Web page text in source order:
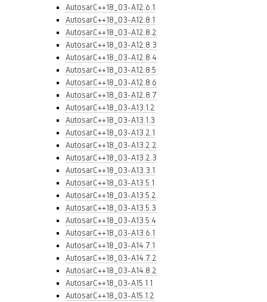
AutosarC++18_03-A12.6.1
AutosarC++18_03-A12.8.1
AutosarC++18_03-A12.8.2
AutosarC++18_03-A12.8.3
AutosarC++18_03-A12.8.4
AutosarC++18_03-A12.8.5
AutosarC++18_03-A12.8.6
AutosarC++18_03-A12.8.7
AutosarC++18_03-A13.1.2
AutosarC++18_03-A13.1.3
AutosarC++18_03-A13.2.1
AutosarC++18_03-A13.2.2
AutosarC++18_03-A13.2.3
AutosarC++18_03-A13.3.1
AutosarC++18_03-A13.5.1
AutosarC++18_03-A13.5.2
AutosarC++18_03-A13.5.3
AutosarC++18_03-A13.5.4
AutosarC++18_03-A13.6.1
AutosarC++18_03-A14.7.1
AutosarC++18_03-A14.7.2
AutosarC++18_03-A14.8.2
AutosarC++18_03-A15.1.1
AutosarC++18_03-A15.1.2